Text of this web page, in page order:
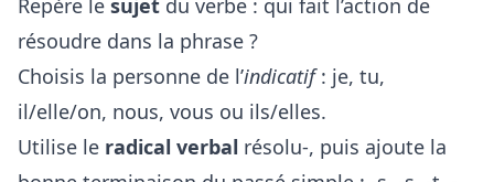
Repère le sujet du verbe : qui fait l’action de
résoudre dans la phrase ?
Choisis la personne de l’indicatif: je, tu,
il/elle/on, nous, vous ou ils/elles.
Utilise le radical verbal résolu-, puis ajoute la